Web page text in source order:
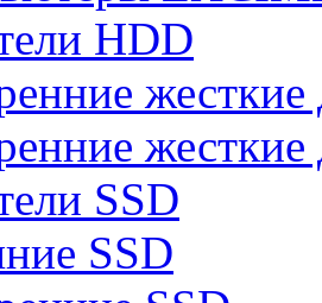
HDD
SSD
SSD